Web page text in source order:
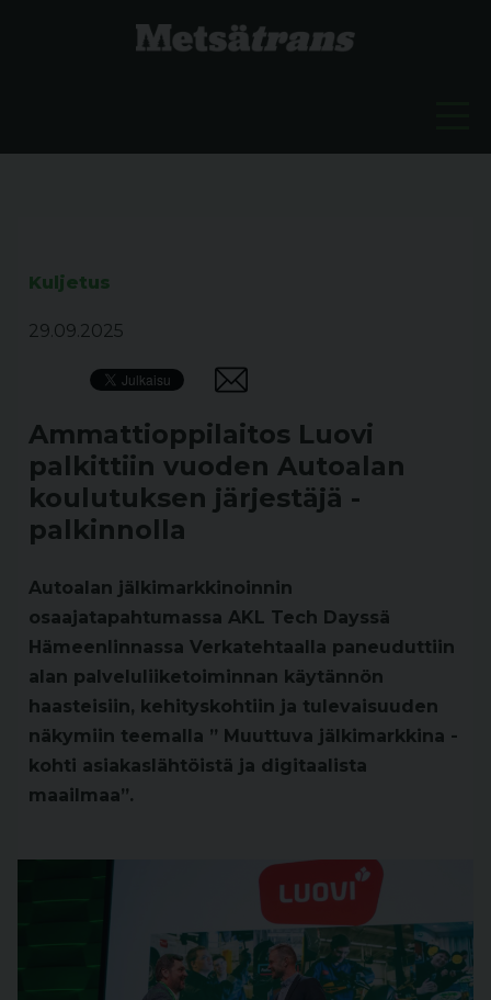
Kuljetus
29.09.2025
Ammattioppilaitos Luovi
palkittiin vuoden Autoalan
koulutuksen järjestäjä -
palkinnolla
Autoalan jälkimarkkinoinnin
osaajatapahtumassa AKL Tech Dayssä
Hämeenlinnassa Verkatehtaalla paneuduttiin
alan palveluliiketoiminnan käytännön
haasteisiin, kehityskohtiin ja tulevaisuuden
näkymiin teemalla ” Muuttuva jälkimarkkina -
kohti asiakaslähtöistä ja digitaalista
maailmaa”.